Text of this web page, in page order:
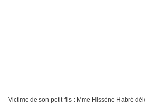
Victime de son petit-fils : Mme Hissène Habré